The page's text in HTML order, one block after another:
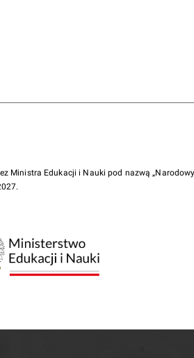
Ministra Edukacji i Nauki pod nazwą